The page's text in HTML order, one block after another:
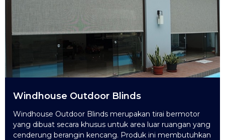
Windhouse Outdoor Blinds
Windhouse Outdoor Blinds merupakan tirai bermotor
yang dibuat secara khusus untuk area luar ruangan yang
cenderung berangin kencang. Produk ini membutuhkan